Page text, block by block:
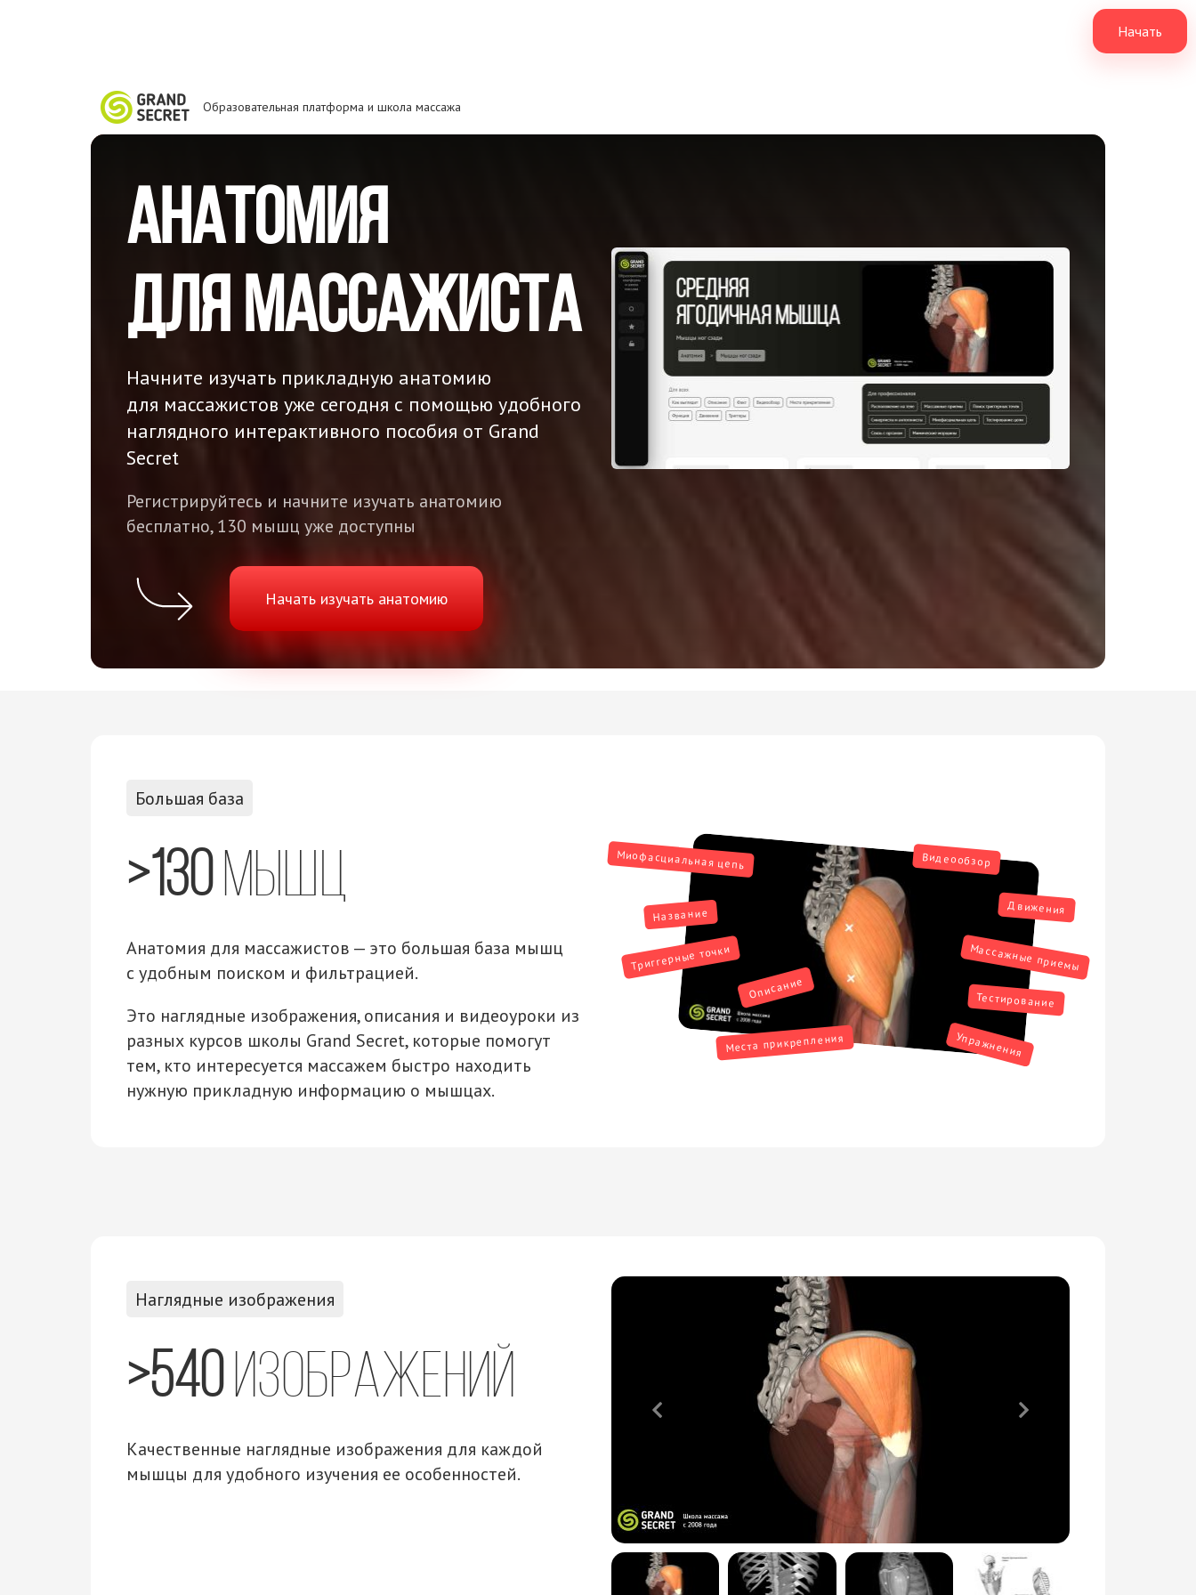
Начать
Образовательная платформа и школа массажа
Анатомия
длямассажиста
Начните изучать прикладную анатомию
для массажистов уже сегодня с помощью удобного
наглядного интерактивного пособия от Grand
Secret
Регистрируйтесь и начните изучать анатомию
бесплатно, 130 мышц уже доступны
Начать изучать анатомию
Большая база
>130мышц
Анатомия для массажистов — это большая база мышц
с удобным поиском и фильтрацией.
Это наглядные изображения, описания и видеоуроки из
разных курсов школы Grand Secret, которые помогут
тем, кто интересуется массажем быстро находить
нужную прикладную информацию о мышцах.
Название
Описание
Триггерные точки Массажные приемы
Тестирование
Упражнения
Миофасциальная цепь
Места прикрепления
Видеообзор
Движения
Наглядные изображения
>540изображений
Качественные наглядные изображения для каждой
мышцы для удобного изучения ее особенностей.